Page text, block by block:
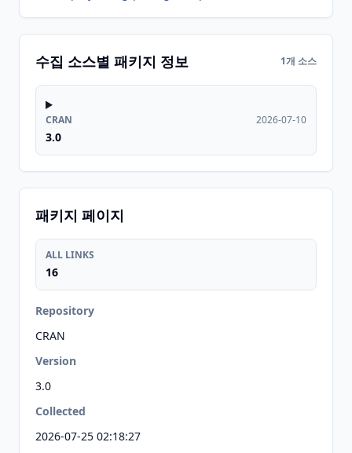
수집 소스별 패키지 정보 1개 소스
CRAN
3.0
2026-07-10
패키지 페이지
ALL LINKS
16
Repository
CRAN
Version
3.0
Collected
2026-07-25 02:18:27